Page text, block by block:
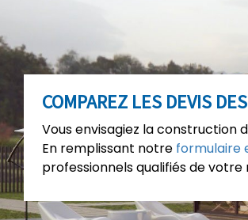
COMPAREZ LES DEVIS
Vous envisagiez la construction
En remplissant notre formulaire
professionnels qualifiés de votre